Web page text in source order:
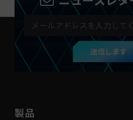
送信します
製品